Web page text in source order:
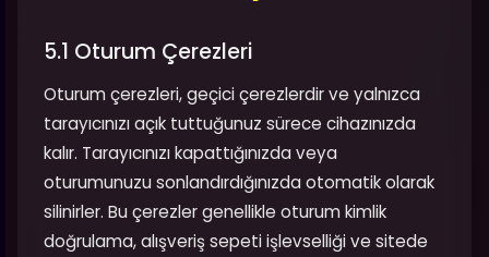
5.1 Oturum Çerezleri
Oturum çerezleri, geçici çerezlerdir ve yalnızca
tarayıcınızı açık tuttuğunuz sürece cihazınızda
kalır. Tarayıcınızı kapattığınızda veya
oturumunuzu sonlandırdığınızda otomatik olarak
silinirler. Bu çerezler genellikle oturum kimlik
doğrulama, alışveriş sepeti işlevselliği ve sitede